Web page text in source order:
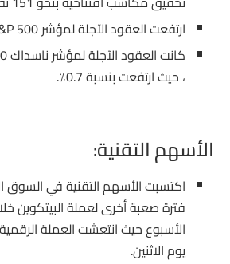
ارتفعت العقود الآجلة لمؤشر S&P 500 بنسبة 0.5٪.
، حيث ارتفعت بنسبة 0.7٪.
الأسهم التقنية:
اكتسبت الأسهم التقنية في السوق
فترة صعبة أخرى لعملة البيتكوين
الأسبوع حيث انتعشت العملة
يوم الاثنين.